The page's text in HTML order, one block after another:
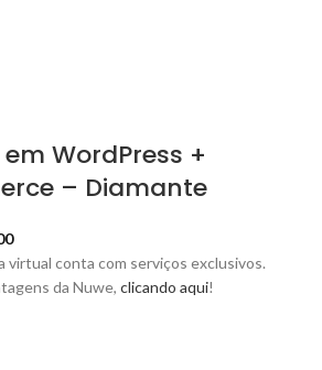
WordPress +
– Diamante
virtual conta com serviços exclusivos.
da Nuwe, clicando aqui!